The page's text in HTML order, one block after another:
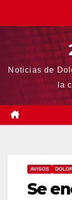
Noticias de
la
AVISOS
Se